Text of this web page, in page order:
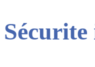
Sécurite